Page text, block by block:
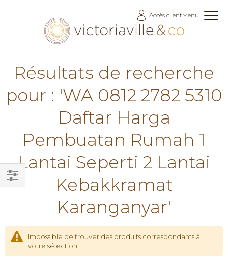
Accès clientMenu
Résultats de recherche
pour : 'WA 0812 2782 5310
Daftar Harga
Pembuatan Rumah 1
Lantai Seperti 2 Lantai
Kebakkramat
Karanganyar'
Impossible de trouver des produits correspondants à
votre sélection.
Filtrer